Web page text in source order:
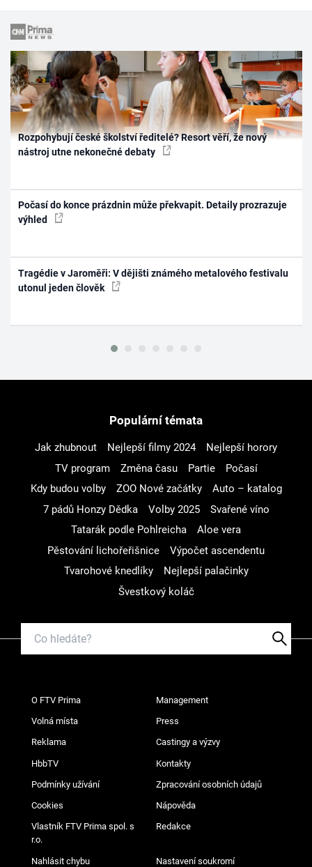
Rozpohybují české školství ředitelé? Resort věří, že nový
nástroj utne nekonečné debaty
Počasí do konce prázdnin může překvapit. Detaily prozrazuje
výhled
Tragédie v Jaroměři: V dějišti známého metalového festivalu
utonul jeden člověk
Populární témata
Jak zhubnout Nejlepší filmy 2024
Nejlepší horory
TV program
Změna času Partie
Počasí
Kdy budou volby
ZOO Nové začátky
Auto – katalog
7 pádů Honzy Dědka
Volby 2025
Svařené víno
Tatarák podle Pohlreicha
Aloe vera
Pěstování lichořeřišnice
Výpočet ascendentu
Tvarohové knedlíky
Nejlepší palačinky
Švestkový koláč
O FTV Prima Management
Volná místa Press
Reklama Castingy a výzvy
HbbTV Kontakty
Podmínky užívání Zpracování osobních údajů
Cookies Nápověda
Vlastník FTV Prima spol. s
r.o.
Redakce
Nahlásit chybu Nastavení soukromí